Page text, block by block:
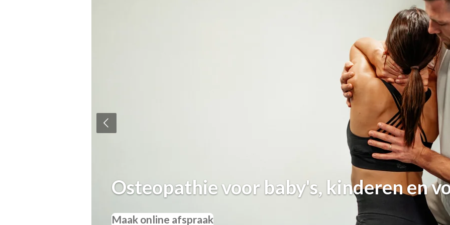
Osteopathie voor baby's, kinderen en
Maak online afspraak